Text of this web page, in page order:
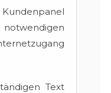
Text